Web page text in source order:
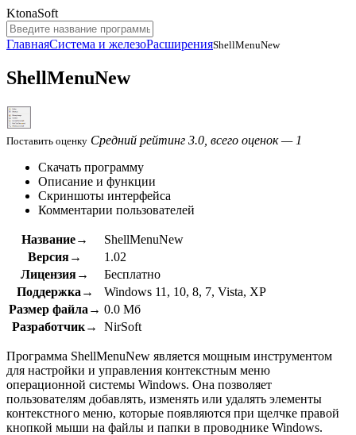
KtonaSoft
ГлавнаяСистема и железоРасширенияShellMenuNew
ShellMenuNew
Поставить оценку Средний рейтинг 3.0, всего оценок — 1
Скачать программу
Описание и функции
Скриншоты интерфейса
Комментарии пользователей
Название→
ShellMenuNew
Версия→
1.02
Лицензия→
Бесплатно
Поддержка→
Windows 11, 10, 8, 7, Vista, XP
Размер файла→ 0.0 Мб
Разработчик→
NirSoft
Программа ShellMenuNew является мощным инструментом
для настройки и управления контекстным меню
операционной системы Windows. Она позволяет
пользователям добавлять, изменять или удалять элементы
контекстного меню, которые появляются при щелчке правой
кнопкой мыши на файлы и папки в проводнике Windows.